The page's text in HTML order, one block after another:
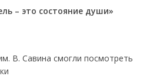
– это состояние души»
В. Савина смогли посмотреть